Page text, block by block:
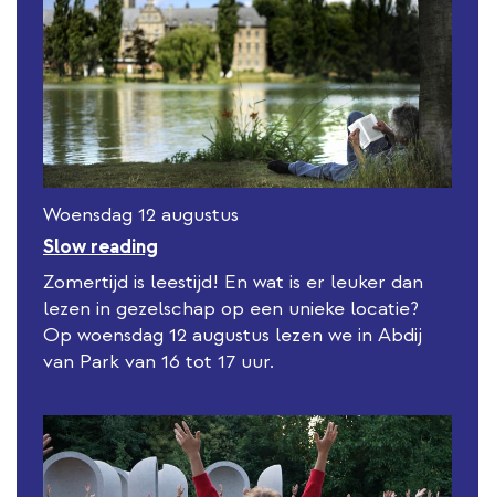
Woensdag 12 augustus
Slow reading
Zomertijd is leestijd! En wat is er leuker dan
lezen in gezelschap op een unieke locatie?
Op woensdag 12 augustus lezen we in Abdij
van Park van 16 tot 17 uur.